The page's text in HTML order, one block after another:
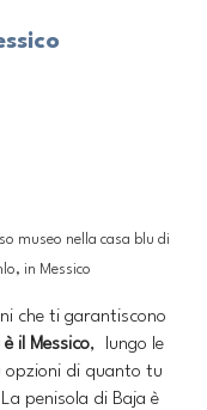
museo nella casa blu di
in Messico
che ti garantiscono
il Messico,  lungo le
opzioni di quanto tu
penisola di Baja è